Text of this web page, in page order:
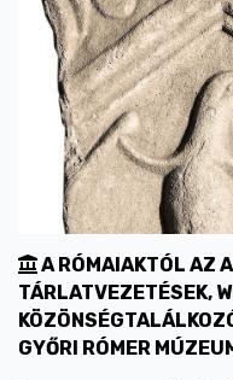
A RÓMAIAKTÓL AZ
TÁRLATVEZETÉSEK,
GYŐRI RÓMER